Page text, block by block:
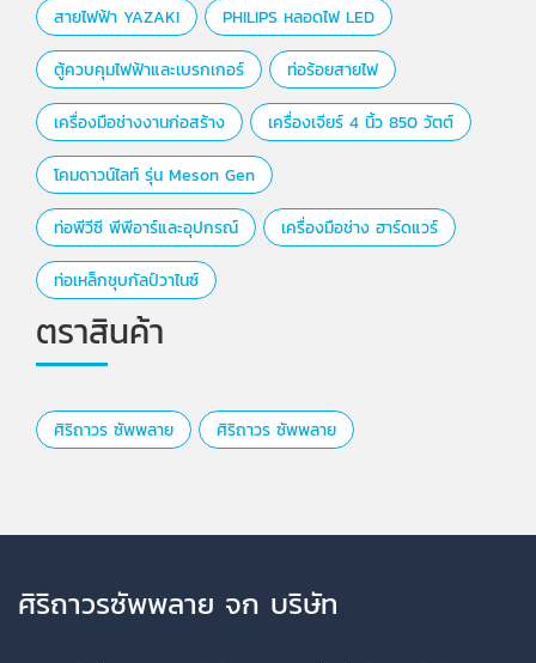
สายไฟฟ้า YAZAKI PHILIPS หลอดไฟ LED
ตู้ควบคุมไฟฟ้าและเบรกเกอร์ ท่อร้อยสายไฟ
เครื่องมือช่างงานก่อสร้าง เครื่องเจียร์ 4 นิ้ว 850 วัตต์
โคมดาวน์ไลท์ รุ่น Meson Gen
ท่อพีวีซี พีพีอาร์และอุปกรณ์ เครื่องมือช่าง ฮาร์ดแวร์
ท่อเหล็กชุบกัลป์วาไนซ์
ตราสินค้า
ศิริถาวร ซัพพลาย ศิริถาวร​ ซัพพลาย
ศิริถาวรซัพพลาย จก บริษัท